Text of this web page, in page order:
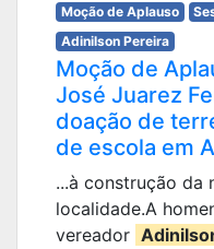
Moção de Aplauso
Adinilson Pereira
Moção de
José Juarez
doação de
de escola em
...à construção da
localidade.A
vereador